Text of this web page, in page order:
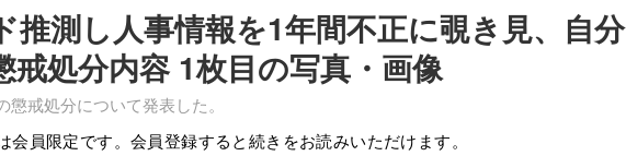
推測し人事情報を1年間不正に覗き見、自分
戒処分内容 1枚目の写真・画像
戒処分について発表した。
会員限定です。会員登録すると続きをお読みいただけます。